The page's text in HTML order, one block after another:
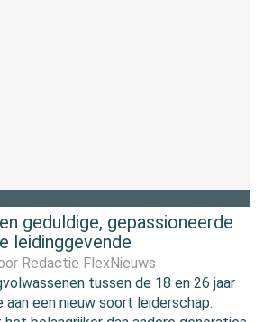
geduldige, gepassioneerde
leidinggevende
Redactie FlexNieuws
tussen de 18 en 26 jaar
een nieuw soort leiderschap.